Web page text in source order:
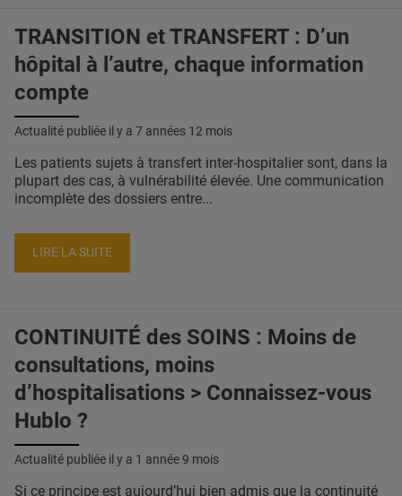
TRANSITION et TRANSFERT : D’un
hôpital à l’autre, chaque information
compte
Actualité publiée il y a 7 années 12 mois
Les patients sujets à transfert inter-hospitalier sont, dans la
plupart des cas, à vulnérabilité élevée. Une communication
incomplète des dossiers entre...
LIRE LA SUITE
CONTINUITÉ des SOINS : Moins de
consultations, moins
d’hospitalisations > Connaissez-vous
Hublo ?
Actualité publiée il y a 1 année 9 mois
Si ce principe est aujourd’hui bien admis que la continuité